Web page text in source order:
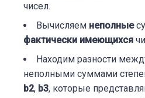
roots:
    print(
f"Найдены
чисел.
Вычисляем неполные
фактически имеющихся
Находим разности
неполными суммами
b2, b3, которые